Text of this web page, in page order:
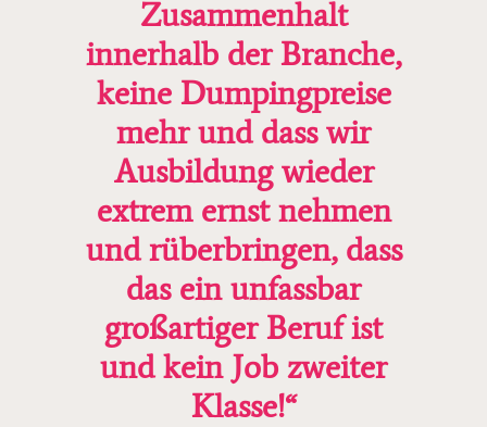
Zusammenhalt
innerhalb der Branche,
keine Dumpingpreise
mehr und dass wir
Ausbildung wieder
extrem ernst nehmen
und rüberbringen, dass
das ein unfassbar
großartiger Beruf ist
und kein Job zweiter
Klasse!“